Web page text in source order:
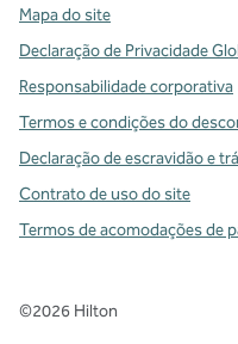
Mapa do site
Declaração de Privacidade
Responsabilidade corporativa
Termos e condições do
Declaração de escravidão e
Contrato de uso do site
Termos de acomodações de
©2026 Hilton